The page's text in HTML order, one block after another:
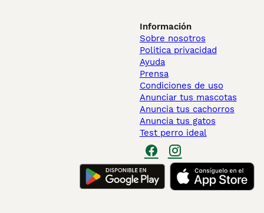
Información
Sobre nosotros
Politica privacidad
Ayuda
Prensa
Condiciones de uso
Anunciar tus mascotas
Anuncia tus cachorros
Anuncia tus gatos
Test perro ideal